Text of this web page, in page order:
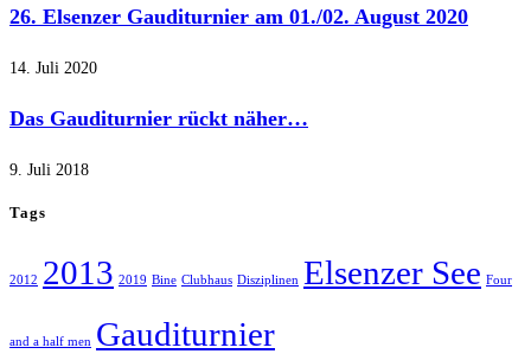
26. Elsenzer Gauditurnier am 01./02. August 2020
14. Juli 2020
Das Gauditurnier rückt näher…
9. Juli 2018
Tags
2012 2013 2019 Bine Clubhaus Disziplinen Elsenzer See Four
and a half men Gauditurnier